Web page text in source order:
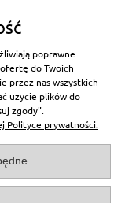
poprawne
do Twoich
przez nas wszystkich
użycie plików do
zgody".
Polityce prywatności.